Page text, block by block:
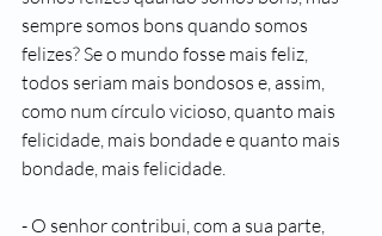
sempre somos bons quando somos
felizes? Se o mundo fosse mais feliz,
todos seriam mais bondosos e, assim,
como num círculo vicioso, quanto mais
felicidade, mais bondade e quanto mais
bondade, mais felicidade.
- O senhor contribui, com a sua parte,